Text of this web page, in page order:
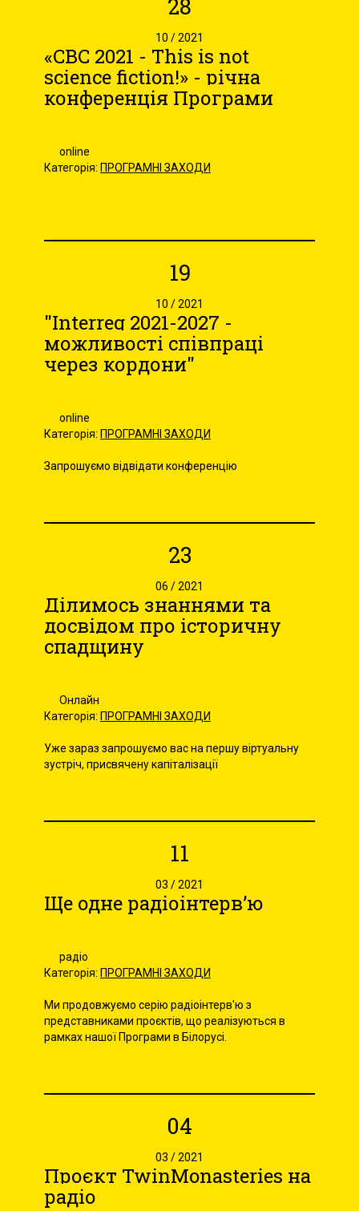
28
10 / 2021
«CBC 2021 - This is not
science fiction!» - річна
конференція Програми
online
Категорія: ПРОГРАМНІ ЗАХОДИ
19
10 / 2021
"Interreg 2021-2027 -
можливості співпраці
через кордони"
online
Категорія: ПРОГРАМНІ ЗАХОДИ
Запрошуємо відвідати конференцію
23
06 / 2021
Ділимось знаннями та
досвідом про історичну
спадщину
Онлайн
Категорія: ПРОГРАМНІ ЗАХОДИ
Уже зараз запрошуємо вас на першу віртуальну
зустріч, присвячену капіталізації
11
03 / 2021
Ще одне радіоінтерв’ю
радіо
Категорія: ПРОГРАМНІ ЗАХОДИ
Ми продовжуємо серію радіоінтерв'ю з
представниками проєктів, що реалізуються в
рамках нашої Програми в Білорусі.
04
03 / 2021
Проєкт TwinMonasteries на
радіо